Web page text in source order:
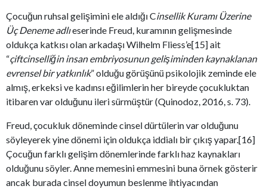
Çocuğun ruhsal gelişimini ele aldığı Cinsellik Kuramı Üzerine
Üç Deneme adlıeserinde Freud, kuramının gelişmesinde
oldukça katkısı olan arkadaşı Wilhelm Fliess’e[15] ait
“çiftcinselliğin insan embriyosunun gelişiminden kaynaklanan
evrensel bir yatkınlık” olduğu görüşünü psikolojik zeminde ele
almış, erkeksi ve kadınsı eğilimlerin her bireyde çocukluktan
itibaren var olduğunu ileri sürmüştür (Quinodoz, 2016, s. 73).
Freud, çocukluk döneminde cinsel dürtülerin var olduğunu
söyleyerek yine dönemi için oldukça iddialı bir çıkış yapar.[16]
Çocuğun farklı gelişim dönemlerinde farklı haz kaynakları
olduğunu söyler. Anne memesini emmesini buna örnek gösterir
ancak burada cinsel doyumun beslenme ihtiyacından